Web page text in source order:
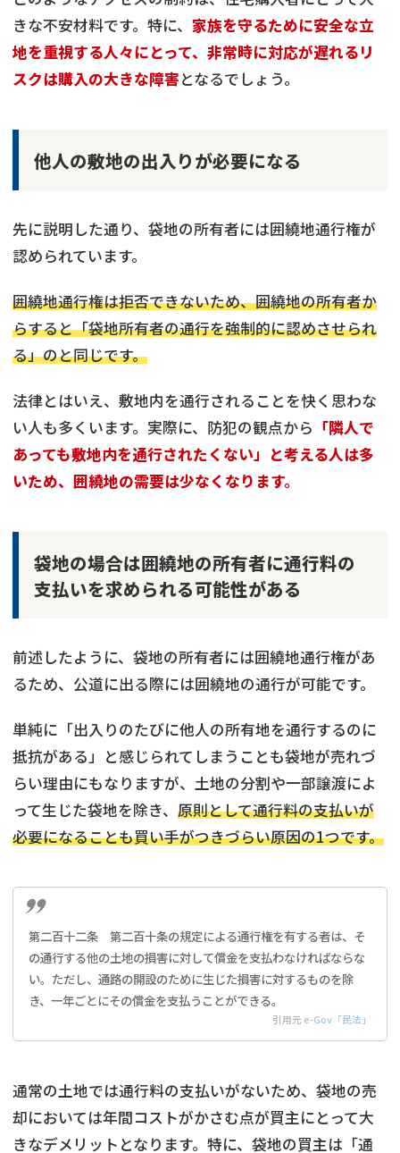
きな不安材料です。特に、 家族を守るために安全な立
地を重視する人々にとって、非常時に対応が遅れるリ
スクは購入の大きな障害となるでしょう。
他人の敷地の出入りが必要になる
先に説明した通り、袋地の所有者には囲繞地通行権が
認められています。
囲繞地通行権は拒否できないため、囲繞地の所有者か
らすると「袋地所有者の通行を強制的に認めさせられ
る」のと同じです。
法律とはいえ、敷地内を通行されることを快く思わな
い人も多くいます。実際に、防犯の観点から 「隣人で
あっても敷地内を通行されたくない」と考える人は多
いため、囲繞地の需要は少なくなります。
袋地の場合は囲繞地の所有者に通行料の
支払いを求められる可能性がある
前述したように、袋地の所有者には囲繞地通行権があ
るため、公道に出る際には囲繞地の通行が可能です。
単純に「出入りのたびに他人の所有地を通行するのに
抵抗がある」と感じられてしまうことも袋地が売れづ
らい理由にもなりますが、土地の分割や一部譲渡によ
って生じた袋地を除き、 原則として通行料の支払いが
必要になることも買い手がつきづらい原因の1つです。
第二百十二条 第二百十条の規定による通行権を有する者は、そ
の通行する他の土地の損害に対して償金を支払わなければならな
い。ただし、通路の開設のために生じた損害に対するものを除
き、一年ごとにその償金を支払うことができる。
引用元 e-Gov「民法」
通常の土地では通行料の支払いがないため、袋地の売
却においては年間コストがかさむ点が買主にとって大
きなデメリットとなります。特に、袋地の買主は「通